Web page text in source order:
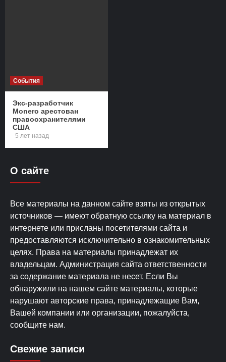
События
Экс-разработчик
Monero арестован
правоохранителями
США
5 лет назад
О сайте
Все материалы на данном сайте взяты из открытых
источников — имеют обратную ссылку на материал в
интернете или присланы посетителями сайта и
предоставляются исключительно в ознакомительных
целях. Права на материалы принадлежат их
владельцам. Администрация сайта ответственности
за содержание материала не несет. Если Вы
обнаружили на нашем сайте материалы, которые
нарушают авторские права, принадлежащие Вам,
Вашей компании или организации, пожалуйста,
сообщите нам.
Свежие записи